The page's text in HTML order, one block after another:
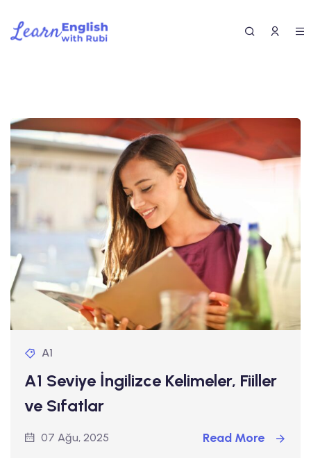
A1
A1 Seviye İngilizce Kelimeler, Fiiller
ve Sıfatlar
07 Ağu, 2025 Read More